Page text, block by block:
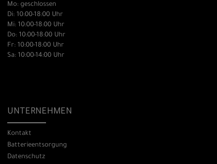
Mo: geschlossen
Di: 10:00-18:00 Uhr
Mi: 10:00-18:00 Uhr
Do: 10:00-18:00 Uhr
Fr: 10:00-18:00 Uhr
Sa: 10:00-14:00 Uhr
UNTERNEHMEN
Kontakt
Batterieentsorgung
Datenschutz